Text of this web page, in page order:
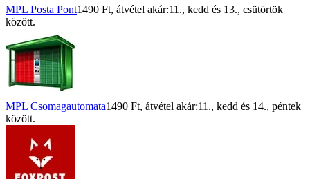
MPL Posta Pont1490 Ft, átvétel akár:11., kedd és 13., csütörtök
között.
MPL Csomagautomata1490 Ft, átvétel akár:11., kedd és 14., péntek
között.